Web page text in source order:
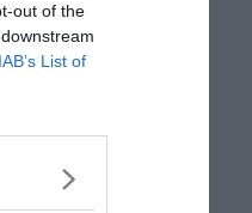
out of the
IAB’s List of